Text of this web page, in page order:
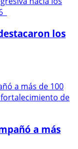
los
a más